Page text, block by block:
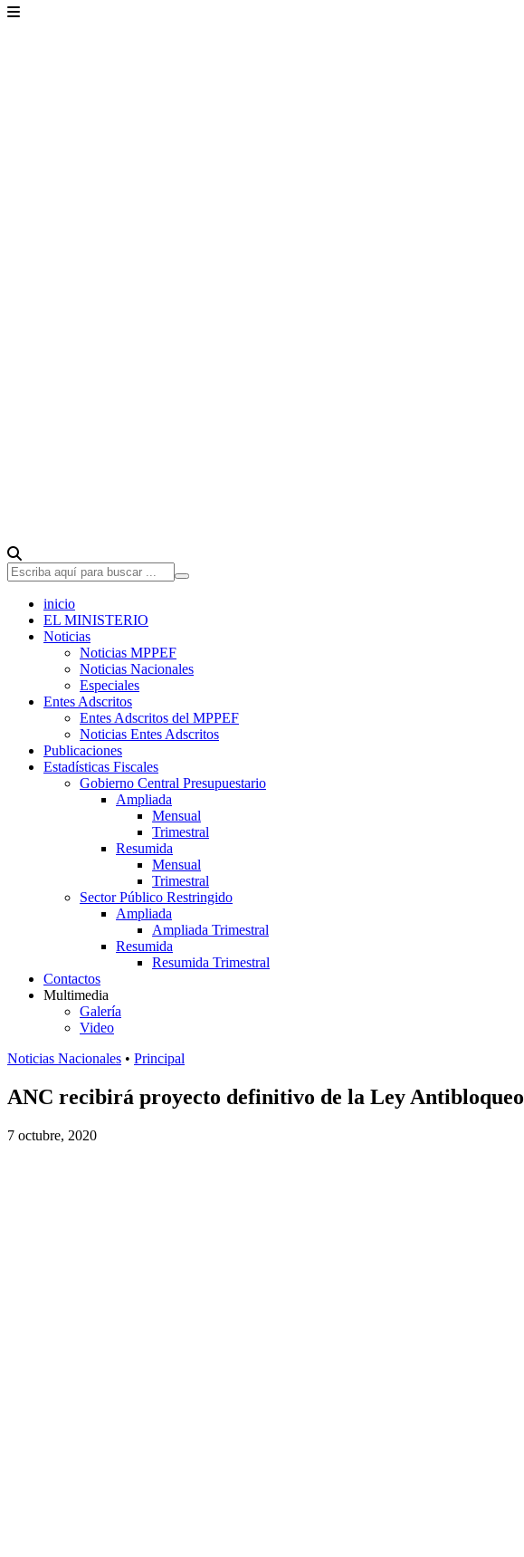
inicio
EL MINISTERIO
Noticias
Noticias MPPEF
Noticias Nacionales
Especiales
Entes Adscritos
Entes Adscritos del MPPEF
Noticias Entes Adscritos
Publicaciones
Estadísticas Fiscales
Gobierno Central Presupuestario
Ampliada
Mensual
Trimestral
Resumida
Mensual
Trimestral
Sector Público Restringido
Ampliada
Ampliada Trimestral
Resumida
Resumida Trimestral
Contactos
Multimedia
Galería
Video
Noticias Nacionales • Principal
ANC recibirá proyecto definitivo de la Ley Antibloqueo
7 octubre, 2020